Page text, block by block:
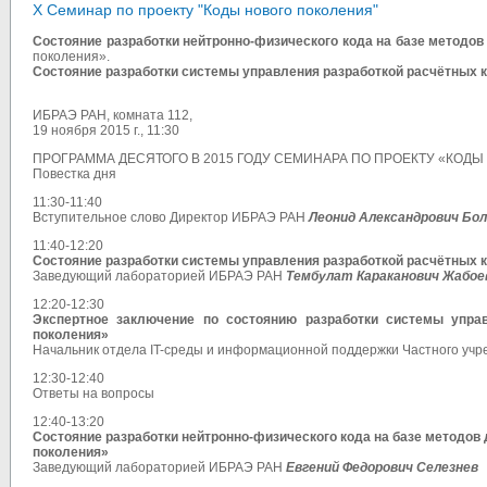
X Семинар по проекту "Коды нового поколения"
Состояние разработки нейтронно-физического кода на базе
поколения».
Состояние разработки системы управления разработкой расчётных
ИБРАЭ РАН, комната 112,
19 ноября 2015 г., 11:30
ПРОГРАММА ДЕСЯТОГО В 2015 ГОДУ СЕМИНАРА ПО ПРОЕКТУ
Повестка дня
11:30-11:40
Вступительное слово Директор ИБРАЭ РАНЛеонид Александрович
11:40-12:20
Состояние разработки системы управления разработкой
Заведующий лабораторией ИБРАЭ РАН Тембулат Караканович
12:20-12:30
Экспертное заключение по состоянию разработки системы
поколения»
Начальник отдела IT-среды и информационной поддержки Частного
12:30-12:40
Ответы на вопросы
12:40-13:20
Состояние разработки нейтронно-физического кода на базе
поколения»
Заведующий лабораторией ИБРАЭ РАН Евгений Федорович Селезнев